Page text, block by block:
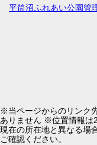
平筒沼ふれあい公園管
※当ページからのリンク
ありません ※位置情報は
現在の所在地と異なる場
ご確認ください。